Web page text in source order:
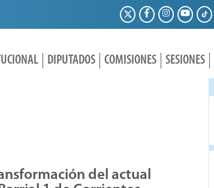
DIPUTADOS COMISIONES SESIONES
del actual